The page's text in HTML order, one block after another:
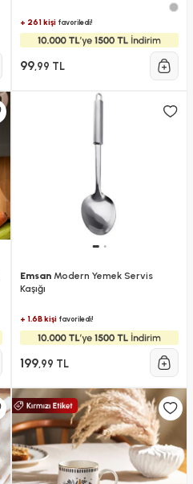
+ 261 kişifavoriledi!
99,99 TL
EmsanModern Yemek Servis
Kaşığı
+ 1.6B kişifavoriledi!
199,99 TL